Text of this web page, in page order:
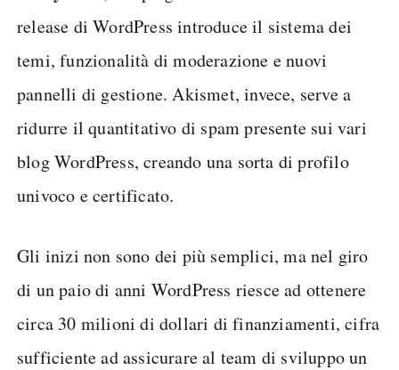
release di WordPress introduce il sistema dei
temi, funzionalità di moderazione e nuovi
pannelli di gestione. Akismet, invece, serve a
ridurre il quantitativo di spam presente sui vari
blog WordPress, creando una sorta di profilo
univoco e certificato.
Gli inizi non sono dei più semplici, ma nel giro
di un paio di anni WordPress riesce ad ottenere
circa 30 milioni di dollari di finanziamenti, cifra
sufficiente ad assicurare al team di sviluppo un